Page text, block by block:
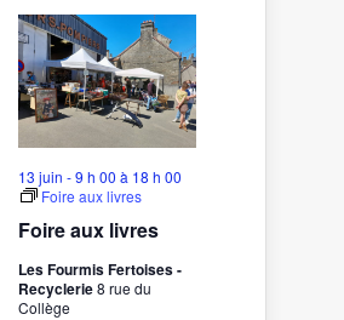
Foire aux livres
13 juin - 9 h 00 à 18 h 00
Foire aux livres
Les Fourmis Fertoises -
Recyclerie8 rue du
Collège